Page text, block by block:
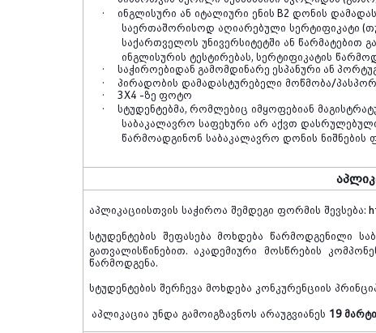
·
ინგლისური ან იტალიური ენის B2 დონის
საერთაშორისოდ აღიარებული სერტიფიკატი (
საქართველოს უნივერსიტეტში ან წარმატებით
ინგლისურის ტესტირებას,სერტიფიკატის
·
საჭიროებიდან გამომდინარე ესპანური ან
·
პირადობის დამადასტურებელი მოწმობა/
·
3 X4 -ზე ფოტო
·
სტუდენტებმა, რომლებიც იმყოფებიან
საბაკალავრო საფეხური არ აქვთ
წარმოადგინონ საბაკალავრო დონის ნიშნების
აპლიკაციისთვის საჭიროა შემდეგი ფორმის შევსება:
სტუდენტების შეფასება მოხდება წარმოდგენილი
გათვალისწინებით. აკადემიური მოსწრების
წარმოდგენა.
სტუდენტების შერჩევა მოხდება კონკურენციის
აპლიკაცია უნდა გამოიგზავნოს არაუგვიანეს 19